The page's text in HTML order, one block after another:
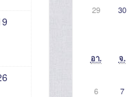
29
30
อา. จ.
6
7